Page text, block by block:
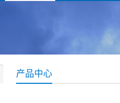
产品中心